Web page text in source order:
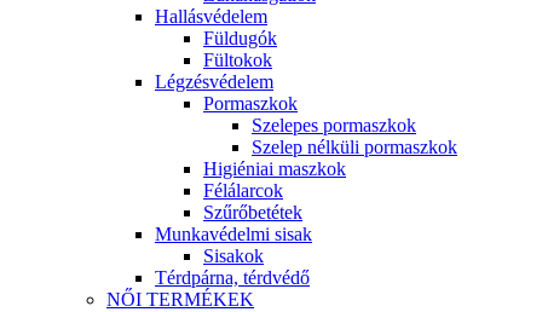
Hallásvédelem
Füldugók
Fültokok
Légzésvédelem
Pormaszkok
Szelepes pormaszkok
Szelep nélküli pormaszkok
Higiéniai maszkok
Félálarcok
Szűrőbetétek
Munkavédelmi sisak
Sisakok
Térdpárna, térdvédő
NŐI TERMÉKEK